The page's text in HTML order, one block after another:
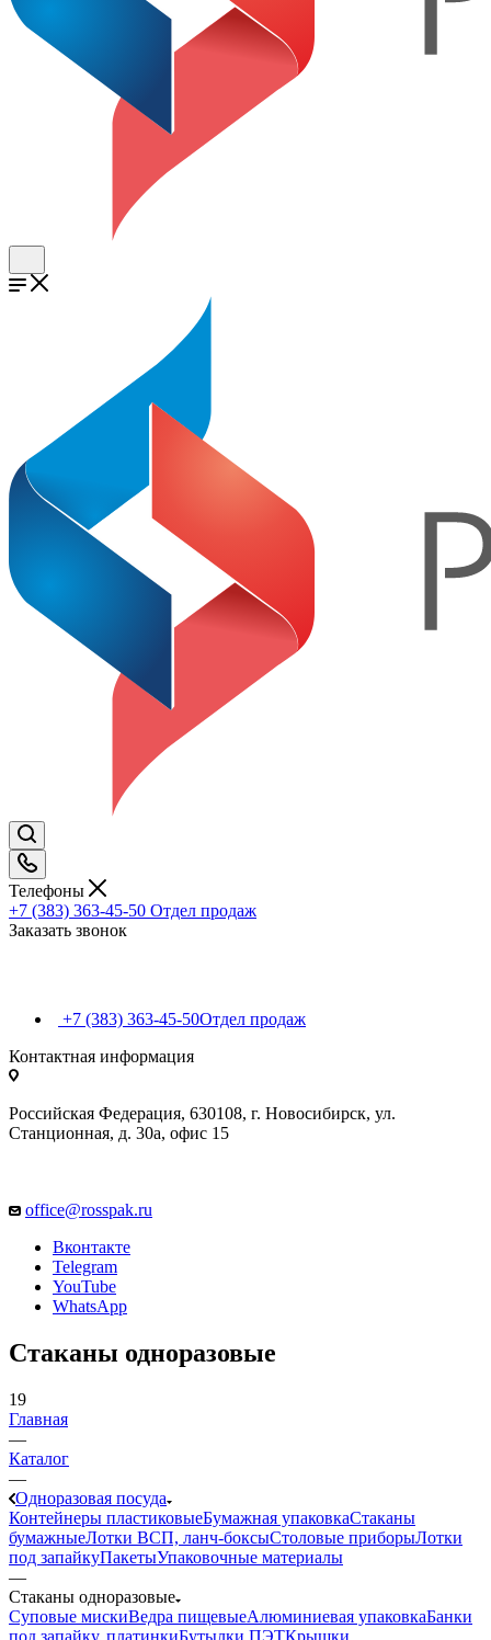
Телефоны
+7 (383) 363-45-50 Отдел продаж
Заказать звонок
+7 (383) 363-45-50Отдел продаж
Контактная информация
Российская Федерация, 630108, г. Новосибирск, ул.
Станционная, д. 30а, офис 15
office@rosspak.ru
Вконтакте
Telegram
YouTube
WhatsApp
Стаканы одноразовые
19
Главная
—
Каталог
—
Одноразовая посуда
Контейнеры пластиковыеБумажная упаковкаСтаканы
бумажныеЛотки ВСП, ланч-боксыСтоловые приборыЛотки
под запайкуПакетыУпаковочные материалы
—
Стаканы одноразовые
Суповые мискиВедра пищевыеАлюминиевая упаковкаБанки
под запайку, платинкиБутылки ПЭТКрышки